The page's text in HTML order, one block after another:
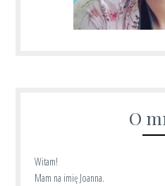
O
Witam!
Mam na imię Joanna.